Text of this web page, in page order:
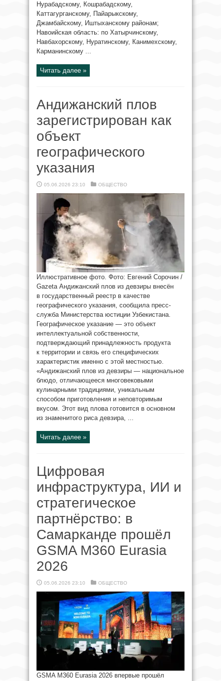
Нурабадскому, Кошрабадскому,
Каттагурганскому, Пайарыкскому,
Джамбайскому, Иштыханскому районам;
Навоийская область: по Хатырчинскому,
Навбахорскому, Нуратинскому, Канимехскому,
Карманинскому ...
Читать далее »
Андижанский плов
зарегистрирован как
объект
географического
указания
05.06.2026 23:10 ОБЩЕСТВО
Иллюстративное фото. Фото: Евгений Сорочин /
Gazeta Андижанский плов из девзиры внесён
в государственный реестр в качестве
географического указания, сообщила пресс-
служба Министерства юстиции Узбекистана.
Географическое указание — это объект
интеллектуальной собственности,
подтверждающий принадлежность продукта
к территории и связь его специфических
характеристик именно с этой местностью.
«Андижанский плов из девзиры — национальное
блюдо, отличающееся многовековыми
кулинарными традициями, уникальным
способом приготовления и неповторимым
вкусом. Этот вид плова готовится в основном
из знаменитого риса девзира, ...
Читать далее »
Цифровая
инфраструктура, ИИ и
стратегическое
партнёрство: в
Самарканде прошёл
GSMA M360 Eurasia
2026
05.06.2026 23:10 ОБЩЕСТВО
GSMA M360 Eurasia 2026 впервые прошёл